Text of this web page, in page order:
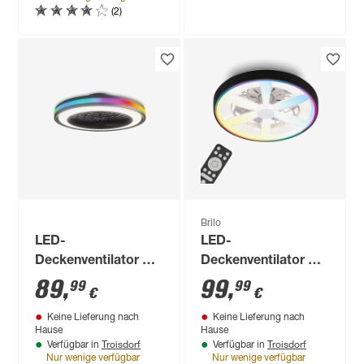
(2)
LED-
Deckenventilator mit
Beleuchtung
dimmbar 5000 lm
tageslichtweiß,
Farbwechsler Ø 47 x
14 cm
89,99 €
Keine Lieferung nach
Hause
Verfügbar in Troisdorf
Nur wenige verfügbar
Brilo
LED-
Deckenventilator mit
Beleuchtung 'Air'
6400 lm RGB -
tunable white Ø 48 x
150 cm
99,99 €
Keine Lieferung nach
Hause
Verfügbar in Troisdorf
Nur wenige verfügbar